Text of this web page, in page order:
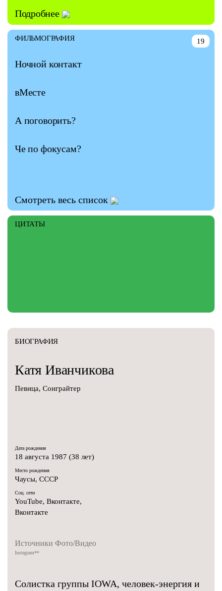
Подробнее
19
ФИЛЬМОГРАФИЯ
Ночной контакт
вМесте
А поговорить?
Че по фокусам?
Смотреть весь список
ЦИТАТЫ
БИОГРАФИЯ
Катя Иванчикова
Певица, Сонграйтер
Дата рождения
18 августа 1987 (38 лет)
Место рождения
Чаусы, СССР
Соц. сети
YouTube, Вконтакте,
Вконтакте
Источники Фото/Видео
Instagram**
Солистка группы IOWA, человек-энергия и